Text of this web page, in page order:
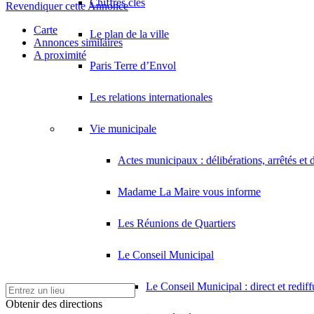
Chiffres clés
Le plan de la ville
Paris Terre d’Envol
Les relations internationales
Vie municipale
Actes municipaux : délibérations, arrêtés et
Madame La Maire vous informe
Les Réunions de Quartiers
Le Conseil Municipal
Le Conseil Municipal : direct et
Revendiquer cette Annonce
Carte
Annonces similaires
A proximité
Obtenir des directions